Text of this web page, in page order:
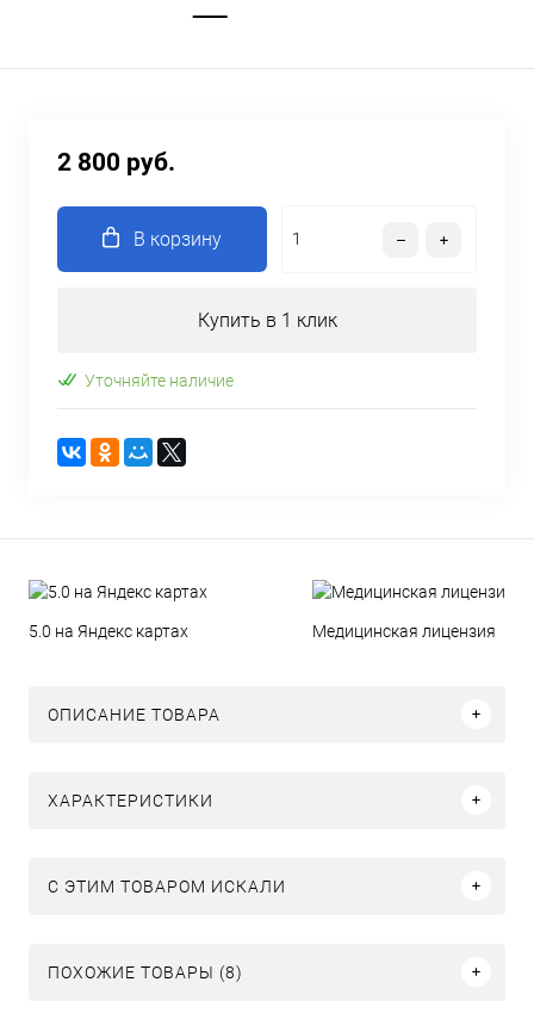
2 800 руб.
В корзину
Купить в 1 клик
Уточняйте наличие
5.0 на Яндекс картах Медицинская лицензия
ОПИСАНИЕ ТОВАРА
ХАРАКТЕРИСТИКИ
C ЭТИМ ТОВАРОМ ИСКАЛИ
ПОХОЖИЕ ТОВАРЫ (8)